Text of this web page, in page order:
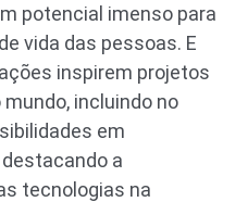
potencial imenso para
vida das pessoas. E
inspirem projetos
incluindo no
em
a
tecnologias na